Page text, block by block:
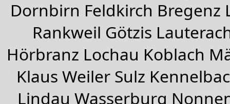
Dornbirn Feldkirch Bregenz
Rankweil Götzis
Hörbranz Lochau Koblach
Klaus Weiler Sulz
Lindau Wasserburg